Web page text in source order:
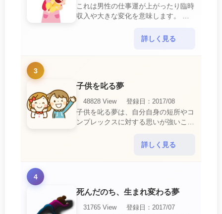
これは男性の仕事運が上がったり臨時
収入や大きな変化を意味します。 喜
ればあり得ない事が起きるのでビック
詳しく見る
3
子供を叱る夢
48828 View
登録日：2017/08
子供を叱る夢は、自分自身の短所やコ
ンプレックスに対する思いが強いこと
短所やコンプレックスを的確に認識し
詳しく見る
4
死んだのち、生まれ変わる夢
31765 View
登録日：2017/07